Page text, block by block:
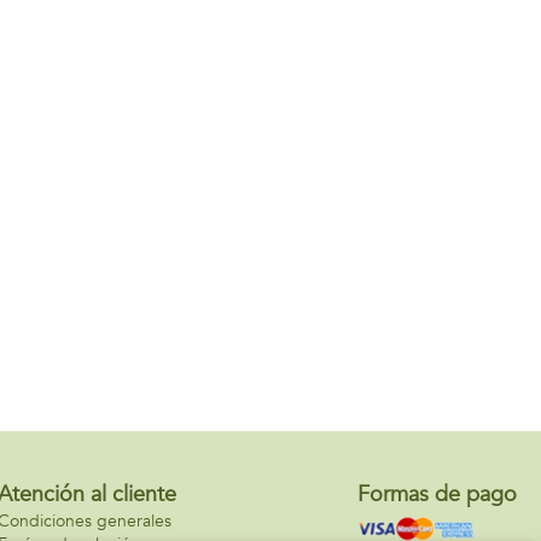
al cliente
generales
Formas de pago